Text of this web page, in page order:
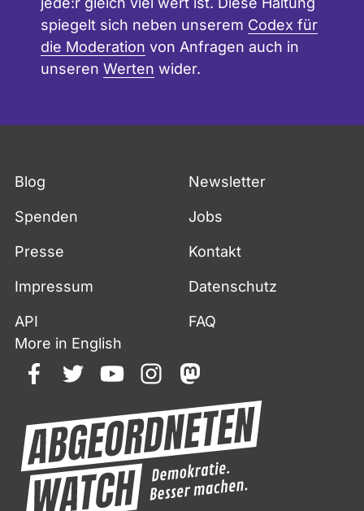
spiegelt sich neben unserem Codex für
die Moderation von Anfragen auch in
unseren Werten wider.
Blog Newsletter
Spenden Jobs
Presse Kontakt
Impressum Datenschutz
API
FAQ
More in English
facebooktwitteryoutubeinstagrammastodon